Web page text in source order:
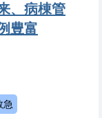
、病棟管
豊富
急